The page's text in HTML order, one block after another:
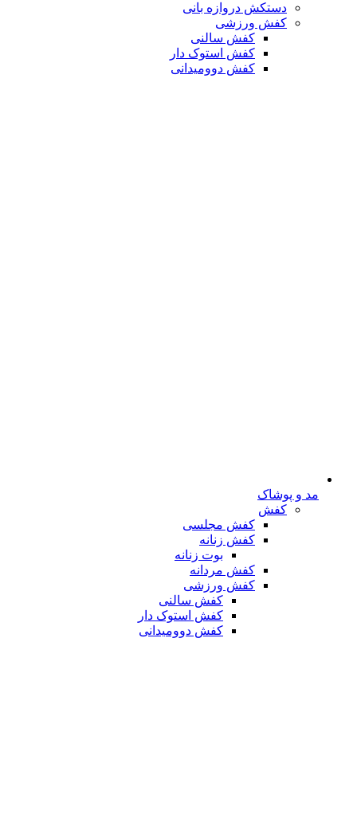
دستکش دروازه بانی
کفش ورزشی
کفش سالنی
کفش استوک دار
کفش دوومیدانی
مد و پوشاک
کفش
کفش مجلسی
کفش زنانه
بوت زنانه
کفش مردانه
کفش ورزشی
کفش سالنی
کفش استوک دار
کفش دوومیدانی